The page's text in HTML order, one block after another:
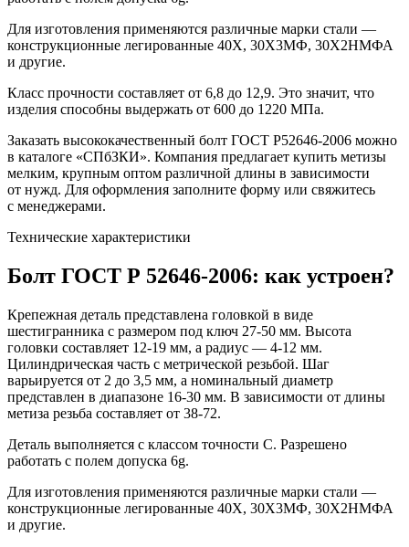
Для изготовления применяются различные марки стали —
конструкционные легированные 40Х, 30Х3МФ, 30Х2НМФА
и другие.
Класс прочности составляет от 6,8 до 12,9. Это значит, что
изделия способны выдержать от 600 до 1220 МПа.
Заказать высококачественный болт ГОСТ Р52646-2006 можно
в каталоге «СПбЗКИ». Компания предлагает купить метизы
мелким, крупным оптом различной длины в зависимости
от нужд. Для оформления заполните форму или свяжитесь
с менеджерами.
Технические характеристики
Болт ГОСТ Р 52646-2006: как устроен?
Крепежная деталь представлена головкой в виде
шестигранника с размером под ключ 27-50 мм. Высота
головки составляет 12-19 мм, а радиус — 4-12 мм.
Цилиндрическая часть с метрической резьбой. Шаг
варьируется от 2 до 3,5 мм, а номинальный диаметр
представлен в диапазоне 16-30 мм. В зависимости от длины
метиза резьба составляет от 38-72.
Деталь выполняется с классом точности С. Разрешено
работать с полем допуска 6g.
Для изготовления применяются различные марки стали —
конструкционные легированные 40Х, 30Х3МФ, 30Х2НМФА
и другие.